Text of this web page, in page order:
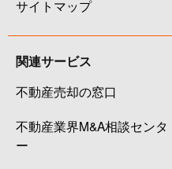
サイトマップ
関連サービス
不動産売却の窓口
不動産業界M&A相談センタ
ー